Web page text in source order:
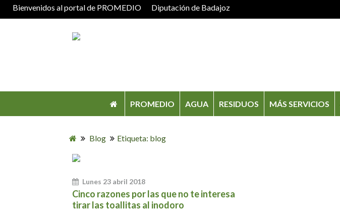
Bienvenidos al portal de PROMEDIO Diputación de Badajoz
PROMEDIO AGUA RESIDUOS MÁS SERVICIOS
Blog Etiqueta: blog
Lunes 23 abril 2018
Cinco razones por las que no te interesa
tirar las toallitas al inodoro